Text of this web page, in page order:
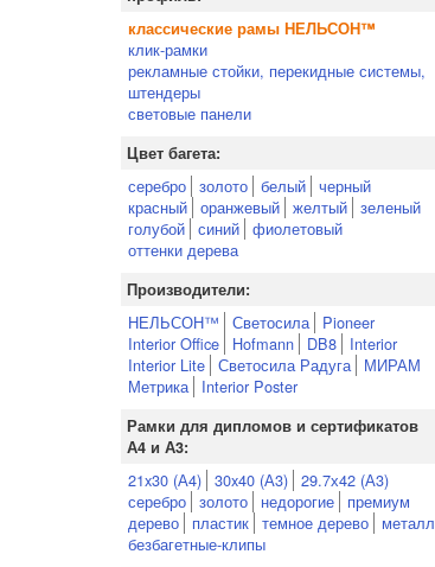
классические рамы НЕЛЬСОН™
клик-рамки
рекламные стойки, перекидные системы,
штендеры
световые панели
Цвет багета:
серебро золото белый черный
красный оранжевый желтый зеленый
голубой синий фиолетовый
оттенки дерева
Производители:
НЕЛЬСОН™ Светосила
Pioneer
Interior Office
Hofmann DB8
Interior
Interior Lite Светосила Радуга
МИРАМ
Метрика
Interior Poster
Рамки для дипломов и сертификатов
А4 и А3:
21x30 (А4) 30x40 (А3) 29.7х42 (А3)
серебро золото недорогие
премиум
дерево
пластик темное дерево
металл
безбагетные-клипы